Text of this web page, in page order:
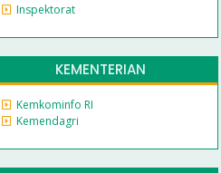
Inspektorat
KEMENTERIAN
Kemkominfo RI
Kemendagri